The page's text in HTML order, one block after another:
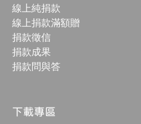
線上純捐款
線上捐款滿額贈
捐款徵信
捐款成果
捐款問與答
下載專區